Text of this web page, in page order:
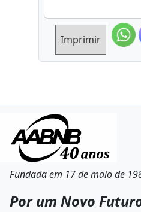
Imprimir
Fundada em 17 de maio de
Por um Novo